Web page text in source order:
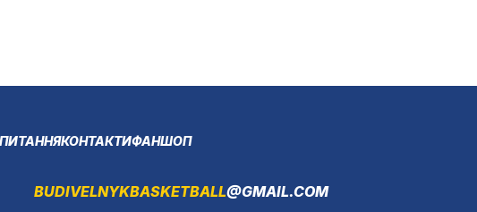
КОНТАКТИФАНШОП
BUDIVELNYKBASKETBALL@GMAIL.COM